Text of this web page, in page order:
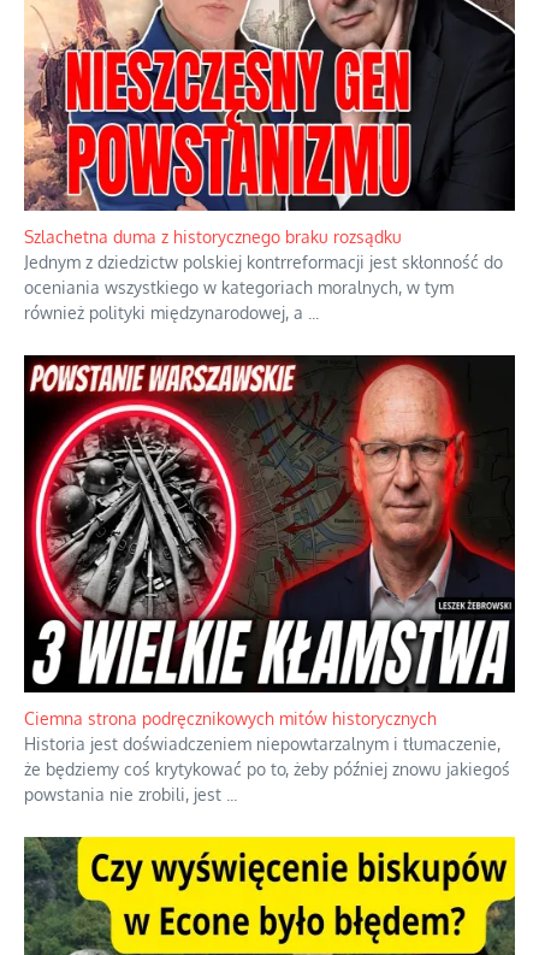
Ekspresowy kurs zbawienia z rodzinną katastrofą
Dramatyczne skutki skrajnej nadgorliwości we wspólnocie.
Szlachetna duma z historycznego braku rozsądku
Jednym z dziedzictw polskiej kontrreformacji jest skłonność do
oceniania wszystkiego w kategoriach moralnych, w tym
również polityki międzynarodowej, a...